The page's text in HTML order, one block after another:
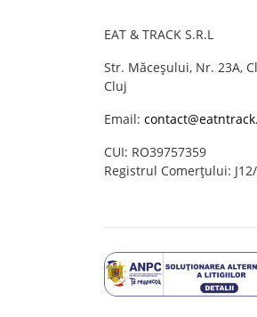
EAT & TRACK S.R.L
Str. Măceșului, Nr. 23A,
Cluj
Email:
CUI: RO39757359
Registrul Comerțului: